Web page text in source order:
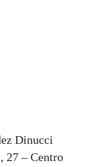
Dinucci
27 – Centro